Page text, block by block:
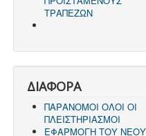
ΤΡΑΠΕΖΩΝ
ΔΙΑΦΟΡΑ
ΠΑΡΑΝΟΜΟΙ ΟΛΟΙ ΟΙ
ΠΛΕΙΣΤΗΡΙΑΣΜΟΙ
ΕΦΑΡΜΟΓΗ ΤΟΥ ΝΕΟΥ